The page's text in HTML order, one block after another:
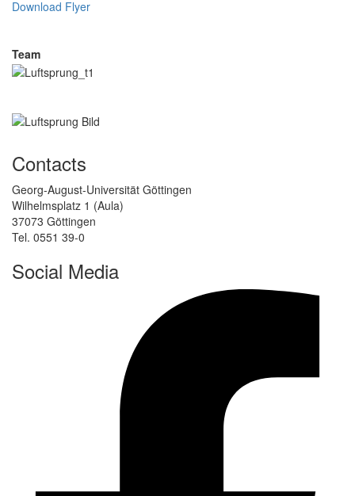
Download Flyer
Team
Contacts
Georg-August-Universität Göttingen
Wilhelmsplatz 1 (Aula)
37073 Göttingen
Tel. 0551 39-0
Social Media